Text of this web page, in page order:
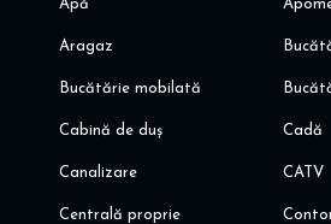
- 100 m pana la World Class Planet -
salon, etc
private de elita
- zona de bussines: Global City, Swan
Benz, Romstal, Honda Nord, Toyota
Alina Dinoiu
Apă
Aragaz
Bucătărie mobilată
Cabină de duș Cadă
Canalizare CATV
Centrală proprie